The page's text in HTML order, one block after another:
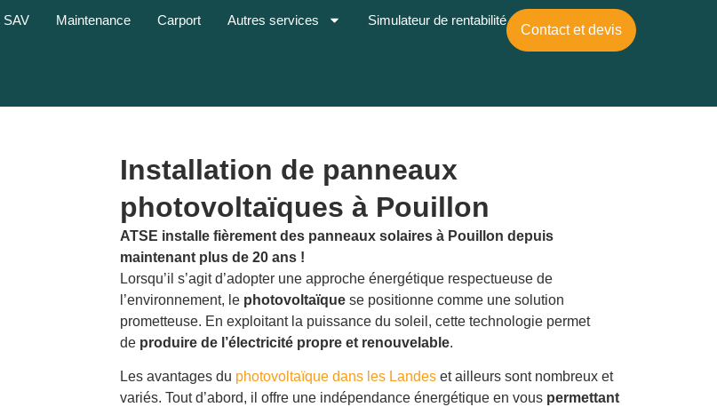
SAV Maintenance Carport Autres services Simulateur de rentabilité
Contact et devis
Installation de panneaux
photovoltaïques à Pouillon
ATSE installe fièrement des panneaux solaires à Pouillon depuis
maintenant plus de 20 ans !
Lorsqu’il s’agit d’adopter une approche énergétique respectueuse de
l’environnement, le photovoltaïque se positionne comme une solution
prometteuse. En exploitant la puissance du soleil, cette technologie permet
de produire de l’électricité propre et renouvelable.
Les avantages du photovoltaïque dans les Landes et ailleurs sont nombreux et
variés. Tout d’abord, il offre une indépendance énergétique en vous permettant